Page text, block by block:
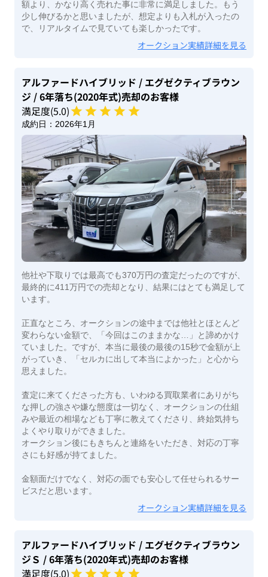
額より、かなり高く売れた事に非常に満足しました。もう
少し伸びるかと思いましたが、想定よりも入札が入ったの
で、リアルタイムで見ていても楽しかったです。
オークション実績詳細を見る
アルファードハイブリッド / エグゼクティブラウン
ジ / 6年落ち(2020年式)売却のお客様
満足度(5.0)
成約日： 2026年1月
他社や下取りでは最高でも370万円の査定だったのですが、
最終的に411万円での売却となり、結果にはとても満足して
います。
正直なところ、オークションの途中までは他社とほとんど
変わらない金額で、「今回はこのままかな…」と諦めかけ
ていました。ですが、本当に最後の最後の15秒で金額が上
がっていき、「セルカに出して本当によかった」と心から
思えました。
査定に来てくださった方も、いわゆる買取業者にありがち
な押しの強さや嫌な態度は一切なく、オークションの仕組
みや最近の相場なども丁寧に教えてくださり、終始気持ち
よくやり取りができました。
オークション後にもきちんと連絡をいただき、対応の丁寧
さにも好感が持てました。
金額面だけでなく、対応の面でも安心して任せられるサー
ビスだと思います。
オークション実績詳細を見る
アルファードハイブリッド / エグゼクティブラウン
ジＳ / 6年落ち(2020年式)売却のお客様
満足度(5.0)